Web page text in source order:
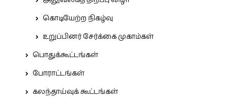
கொடியேற்ற நிகழ்வு
உறுப்பினர் சேர்க்கை முகாம்கள்
பொதுக்கூட்டங்கள்
போராட்டங்கள்
கலந்தாய்வுக் கூட்டங்கள்